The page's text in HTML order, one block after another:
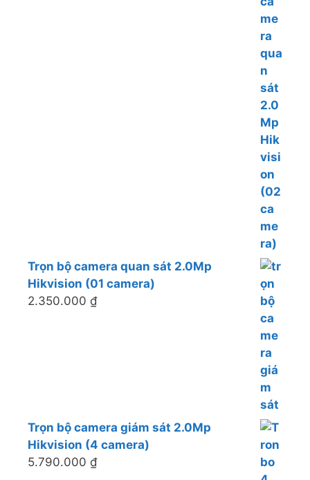
Trọn bộ camera quan sát 2.0Mp
Hikvision (01 camera)
2.350.000 ₫
Trọn bộ camera giám sát 2.0Mp
Hikvision (4 camera)
5.790.000 ₫